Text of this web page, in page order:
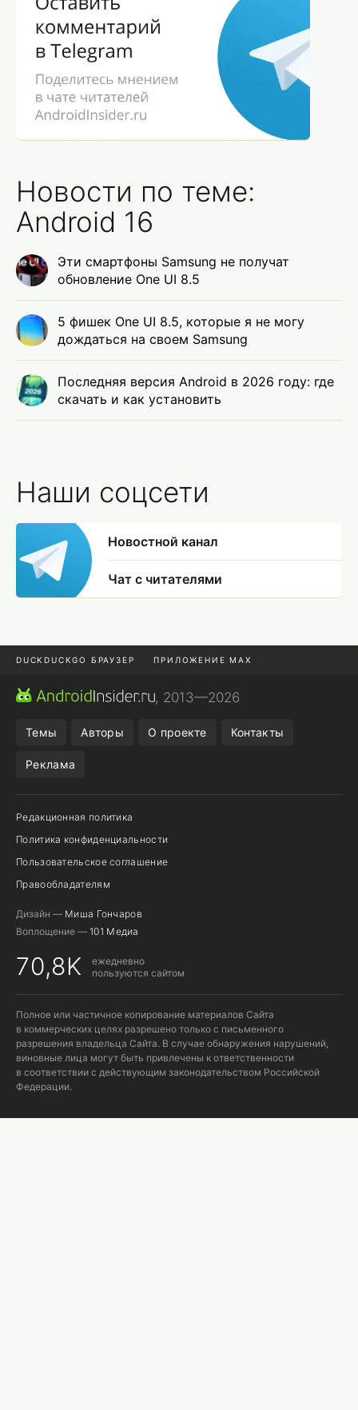
Новости по теме:
Android 16
Эти смартфоны Samsung не получат
обновление One UI 8.5
5 фишек One UI 8.5, которые я не могу
дождаться на своем Samsung
Последняя версия Android в 2026 году: где
скачать и как установить
Наши соцсети
Новостной канал
Чат с читателями
DUCKDUCKGO БРАУЗЕР ПРИЛОЖЕНИЕ MAX
ПРИЛОЖЕНИЯ ANDROID
, 2013—2026
Темы Авторы О проекте Контакты
Реклама
Редакционная политика
Политика конфиденциальности
Пользовательское соглашение
Правообладателям
Дизайн — Миша Гончаров
Воплощение — 101 Медиа
70,8K
ежедневно
пользуются сайтом
Полное или частичное копирование материалов Сайта
в коммерческих целях разрешено только с письменного
разрешения владельца Сайта. В случае обнаружения нарушений,
виновные лица могут быть привлечены к ответственности
в соответствии с действующим законодательством Российской
Федерации.